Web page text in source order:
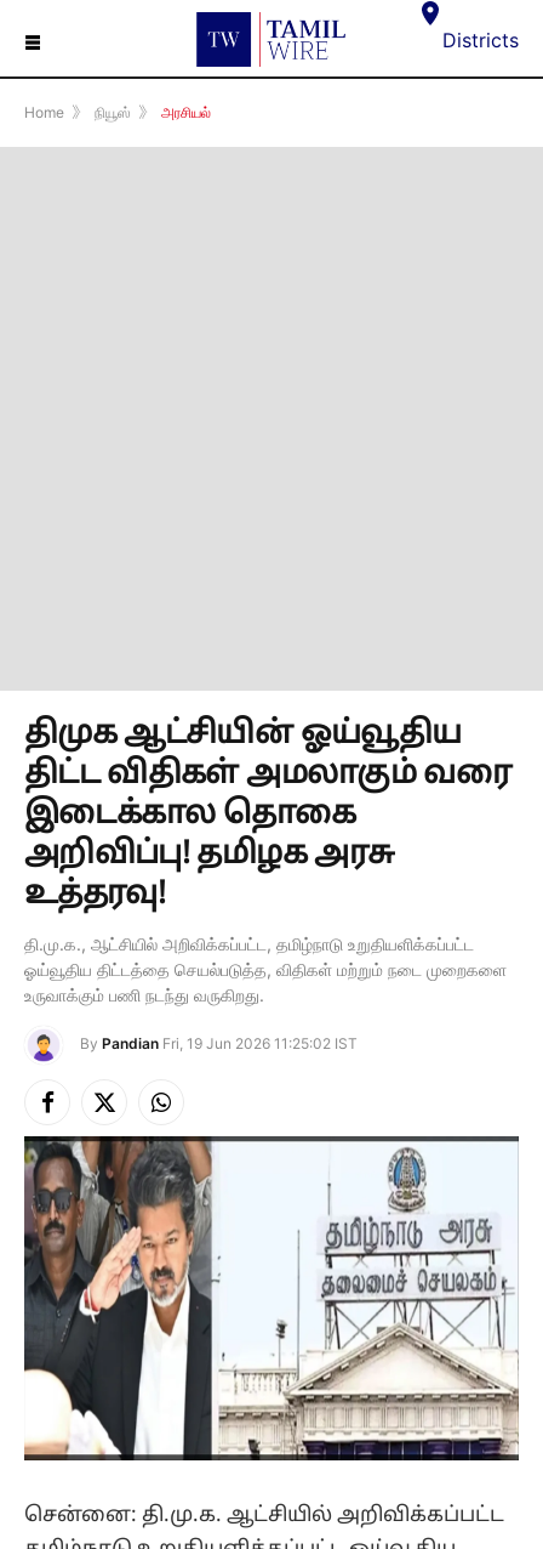
☰ Districts
Home 》 நியூஸ் 》 அரசியல்
திமுக ஆட்சியின் ஓய்வூதிய
திட்ட விதிகள் அமலாகும் வரை
இடைக்கால தொகை
அறிவிப்பு! தமிழக அரசு
உத்தரவு!
தி.மு.க., ஆட்சியில் அறிவிக்கப்பட்ட, தமிழ்நாடு உறுதியளிக்கப்பட்ட
ஓய்வூதிய திட்டத்தை செயல்படுத்த, விதிகள் மற்றும் நடை முறைகளை
உருவாக்கும் பணி நடந்து வருகிறது.
By Pandian Fri, 19 Jun 2026 11:25:02 IST
Facebook
X
(Twitter)
Instagram
சென்னை: தி.மு.க. ஆட்சியில் அறிவிக்கப்பட்ட